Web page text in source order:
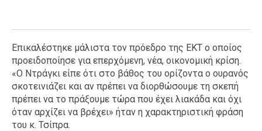
Επικαλέστηκε μάλιστα τον πρόεδρο της ΕΚΤ ο οποίος
προειδοποίησε για επερχόμενη, νέα, οικονομική κρίση.
«Ο Ντράγκι είπε ότι στο βάθος του ορίζοντα ο ουρανός
σκοτεινιάζει και αν πρέπει να διορθώσουμε τη σκεπή
πρέπει να το πράξουμε τώρα που έχει λιακάδα και όχι
όταν αρχίζει να βρέχει» ήταν η χαρακτηριστική φράση
του κ. Τσίπρα.